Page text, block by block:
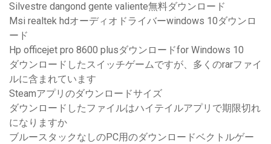
Silvestre dangond gente valiente無料ダウンロード
Msi realtek hdオーディオドライバーwindows 10ダウンロ
ード
Hp officejet pro 8600 plusダウンロードfor Windows 10
ダウンロードしたスイッチゲームですが、多くのrarファイ
ルに含まれています
Steamアプリのダウンロードサイズ
ダウンロードしたファイルはハイテイルアプリで期限切れ
になりますか
ブルースタックなしのPC用のダウンロードベクトルゲー